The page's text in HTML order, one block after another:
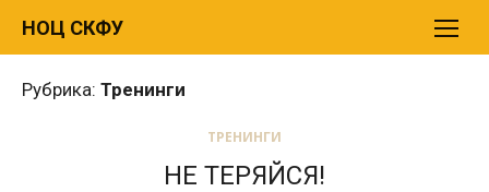
НОЦ СКФУ
Рубрика: Тренинги
ТРЕНИНГИ
НЕ ТЕРЯЙСЯ!